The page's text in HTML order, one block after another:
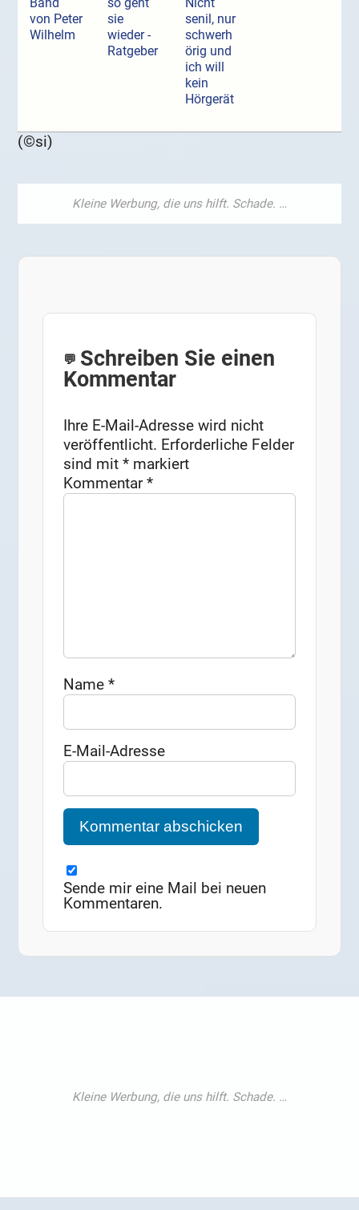
Band
von Peter
Wilhelm
so geht
sie
wieder -
Ratgeber
Nicht
senil, nur
schwerh
örig und
ich will
kein
Hörgerät
(©si)
Schreiben Sie einen
Kommentar
Ihre E-Mail-Adresse wird nicht
veröffentlicht. Erforderliche Felder
sind mit* markiert
Kommentar*
Name*
E-Mail-Adresse
Sende mir eine Mail bei neuen
Kommentaren.